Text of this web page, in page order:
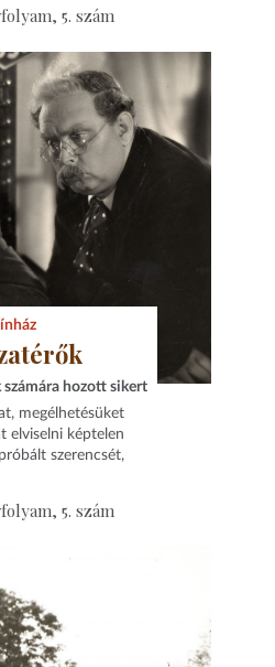
5. szám
számára hozott sikert
megélhetésüket
elviselni képtelen
szerencsét,
5. szám